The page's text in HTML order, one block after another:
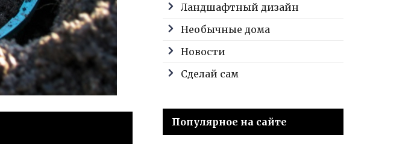
Ландшафтный дизайн
Необычные дома
Новости
Сделай сам
Популярное на сайте